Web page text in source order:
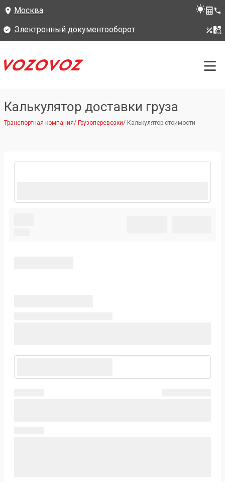
Москва
Электронный документооборот
Калькулятор доставки груза
Транспортная компания/ Грузоперевозки/ Калькулятор стоимости